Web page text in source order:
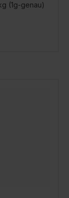
(1g-genau)